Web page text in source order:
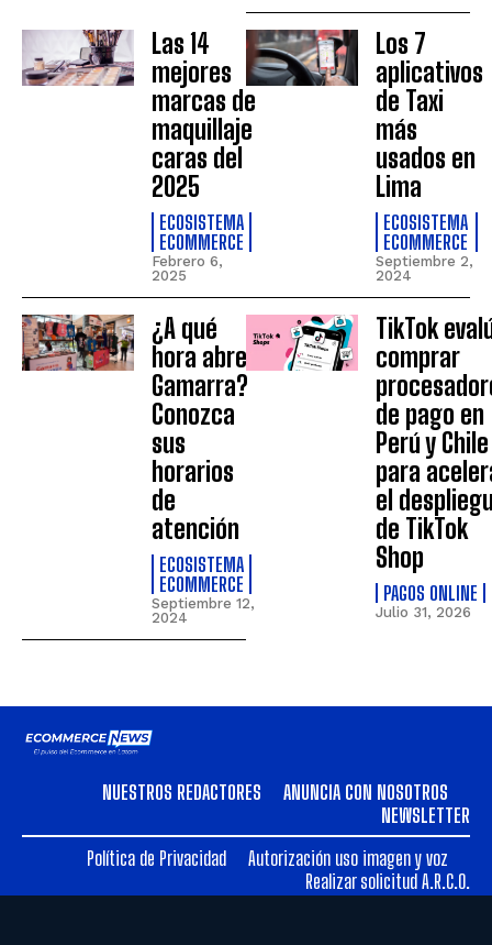
Las 14
mejores
marcas de
maquillaje
caras del
2025
ECOSISTEMA
ECOMMERCE
Febrero 6,
2025
Los 7
aplicativos
de Taxi
más
usados en
Lima
ECOSISTEMA
ECOMMERCE
Septiembre 2,
2024
¿A qué
hora abre
Gamarra?
Conozca
sus
horarios
de
atención
ECOSISTEMA
ECOMMERCE
Septiembre 12,
2024
TikTok
comprar
de pago en
Perú y Chile
para
el
de TikTok
Shop
PAGOS ONLINE
Julio 31, 2026
NUESTROS REDACTORES
ANUNCIA CON NOSOTROS
NEWSLETTER
Política de Privacidad
Autorización uso imagen y voz
Realizar solicitud A.R.C.O.